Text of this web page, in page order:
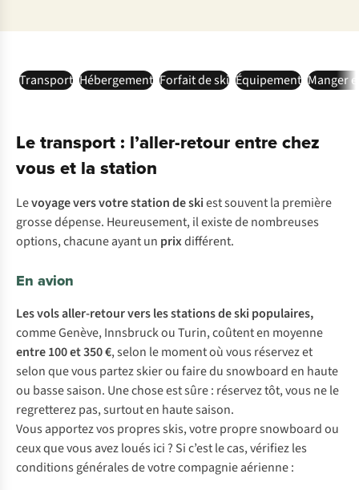
Transport Hébergement Forfait de ski Équipement Manger
Le transport : l’aller-retour entre chez
vous et la station
Levoyage vers votre station de skiest souvent la première
grosse dépense. Heureusement, il existe de nombreuses
options, chacune ayant un prixdifférent.
En avion
Les vols aller-retour vers les stations de ski populaires,
comme Genève, Innsbruck ou Turin, coûtent en moyenne
entre 100 et 350 €, selon le moment où vous réservez et
selon que vous partez skier ou faire du snowboard en haute
ou basse saison. Une chose est sûre : réservez tôt, vous ne le
regretterez pas, surtout en haute saison.
Vous apportez vos propres skis, votre propre snowboard ou
ceux que vous avez loués ici ? Si c’est le cas, vérifiez les
conditions générales de votre compagnie aérienne :